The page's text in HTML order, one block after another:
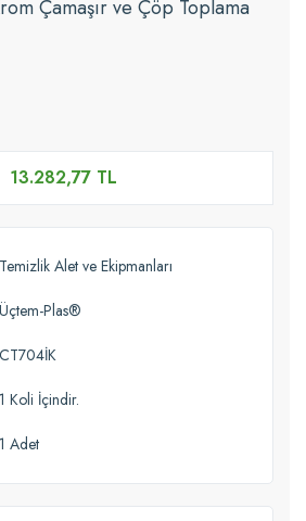
Çamaşır ve Çöp Toplama
13.282,77 TL
Temizlik Alet ve Ekipmanları
Üçtem-Plas®
CT704İK
1 Koli İçindir.
1 Adet